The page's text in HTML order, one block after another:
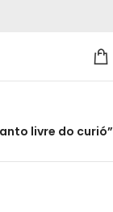
livre do curió”